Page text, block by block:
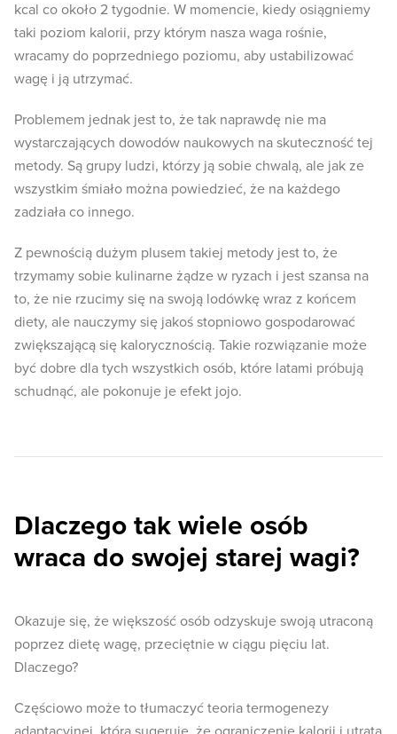
kcal co około 2 tygodnie. W momencie, kiedy osiągniemy
taki poziom kalorii, przy którym nasza waga rośnie,
wracamy do poprzedniego poziomu, aby ustabilizować
wagę i ją utrzymać.
Problemem jednak jest to, że tak naprawdę nie ma
wystarczających dowodów naukowych na skuteczność tej
metody. Są grupy ludzi, którzy ją sobie chwalą, ale jak ze
wszystkim śmiało można powiedzieć, że na każdego
zadziała co innego.
Z pewnością dużym plusem takiej metody jest to, że
trzymamy sobie kulinarne żądze w ryzach i jest szansa na
to, że nie rzucimy się na swoją lodówkę wraz z końcem
diety, ale nauczymy się jakoś stopniowo gospodarować
zwiększającą się kalorycznością. Takie rozwiązanie może
być dobre dla tych wszystkich osób, które latami próbują
schudnąć, ale pokonuje je efekt jojo.
Dlaczego tak wiele osób
wraca do swojej starej wagi?
Okazuje się, że większość osób odzyskuje swoją utraconą
poprzez dietę wagę, przeciętnie w ciągu pięciu lat.
Dlaczego?
Częściowo może to tłumaczyć teoria termogenezy